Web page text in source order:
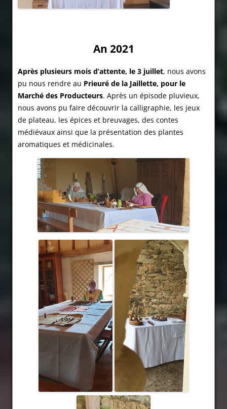
An 2021
Après plusieurs mois d’attente, le 3 juillet, nous avons
pu nous rendre au Prieuré de la Jaillette, pour le
Marché des Producteurs. Après un épisode pluvieux,
nous avons pu faire découvrir la calligraphie, les jeux
de plateau, les épices et breuvages, des contes
médiévaux ainsi que la présentation des plantes
aromatiques et médicinales.